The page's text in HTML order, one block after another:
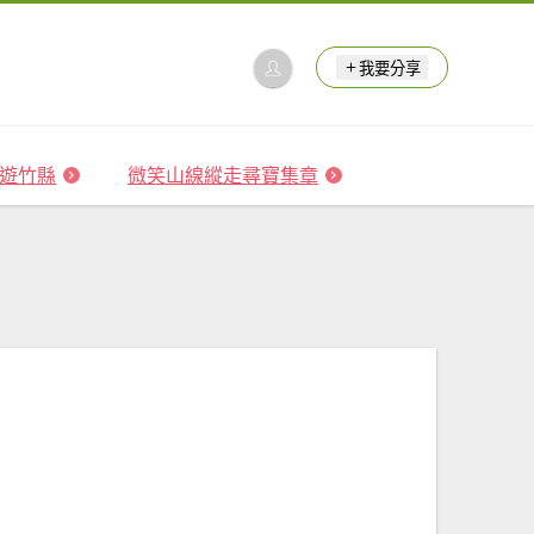
我要分享
竹縣 微笑山線縱走尋寶集章